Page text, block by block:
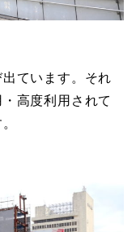
ています。それ
高度利用されて